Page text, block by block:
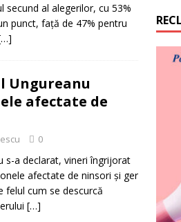
al alegerilor, cu 53%
punct, faţă de 47% pentru
Ungureanu
afectate de
0
s-a declarat, vineri îngrijorat
afectate de ninsori şi ger
felul cum se descurcă
[…]